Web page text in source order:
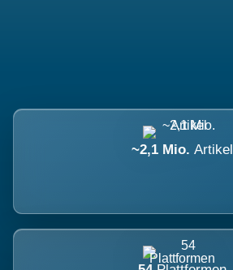
~2,1 Mio. Artikel